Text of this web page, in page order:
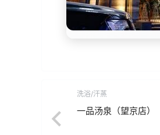
洗浴/汗蒸
一品汤泉（望京店）